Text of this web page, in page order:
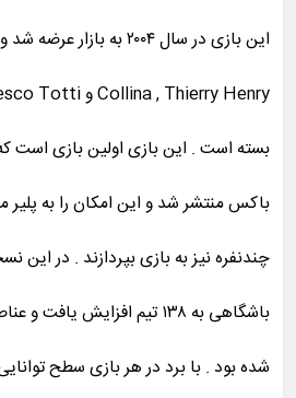
بسته است . این بازی اولین بازی است
باکس منتشر شد و این امکان را به
چندنفره نیز به بازی بپردازند . در این
باشگاهی به ۱۳۸ تیم افزایش
شده بود . با برد در هر بازی سطح